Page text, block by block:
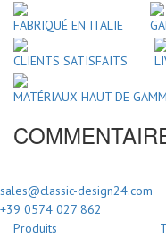
FABRIQUÉ EN ITALIE
CLIENTS SATISFAITS
MATÉRIAUX HAUT DE
sales@classic-design24.com
+39 0574 027 862
Produits